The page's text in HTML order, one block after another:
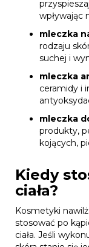
wpływając
mleczka
rodzaju
suchej i
mleczka
ceramidy i
mleczka
produkty,
kojących,
Kiedy
ciała?
Kosmetyki
stosować po
ciała. Jeśli